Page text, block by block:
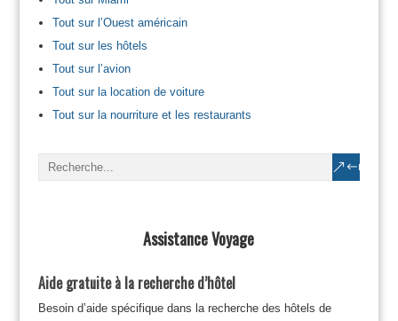
Tout sur l’Ouest américain
Tout sur les hôtels
Tout sur l’avion
Tout sur la location de voiture
Tout sur la nourriture et les restaurants
Assistance Voyage
Aide gratuite à la recherche d’hôtel
Besoin d’aide spécifique dans la recherche des hôtels de